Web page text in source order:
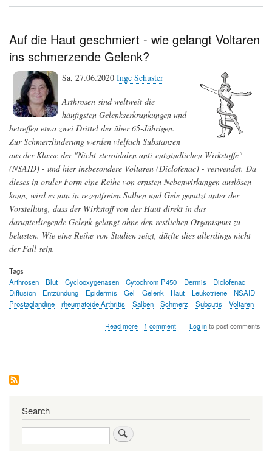
globales
Auf die Haut geschmiert - wie gelangt Voltaren
ins schmerzende Gelenk?
Sa, 27.06.2020 Inge Schuster
Arthrosen sind weltweit die
häufigsten Gelenkserkrankungen und
betreffen etwa zwei Drittel der über 65-Jährigen.
Zur Schmerzlinderung werden vielfach Substanzen
aus der Klasse der "Nicht-steroidalen anti-entzündlichen Wirkstoffe"
(NSAID) - und hier insbesondere Voltaren (Diclofenac) - verwendet. Da
dieses in oraler Form eine Reihe von ernsten Nebenwirkungen auslösen
kann, wird es nun in rezeptfreien Salben und Gele genutzt unter der
Vorstellung, dass der Wirkstoff von der Haut direkt in das
darunterliegende Gelenk gelangt ohne den restlichen Organismus zu
belasten. Wie eine Reihe von Studien zeigt, dürfte dies allerdings nicht
der Fall sein.
Tags
Arthrosen
Blut Cyclooxygenasen Cytochrom P450 Dermis
Diclofenac
Diffusion
Entzündung Epidermis Gel Gelenk Haut Leukotriene
NSAID
Prostaglandine
rheumatoide Arthritis Salben Schmerz Subcutis Voltaren
Read moreabout
ins
1 comment Log into post comments
Search
Search